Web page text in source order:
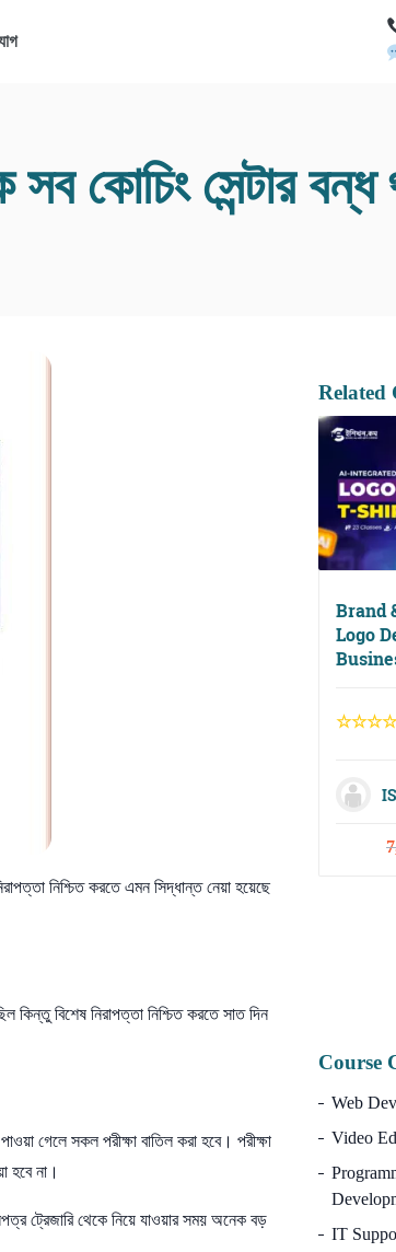
কোচিং সেন্টার বন্ধ
নিশ্চিত করতে এমন সিদ্ধান্ত নেয়া হয়েছে
কিন্তু বিশেষ নিরাপত্তা নিশ্চিত করতে সাত দিন
গেলে সকল পরীক্ষা বাতিল করা হবে। পরীক্ষা
হবে না।
ট্রেজারি থেকে নিয়ে যাওয়ার সময় অনেক বড়
Related
Brand
Logo
Course
Web
Video
IT